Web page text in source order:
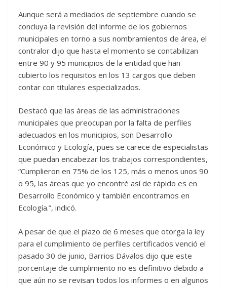
Aunque será a mediados de septiembre cuando se
concluya la revisión del informe de los gobiernos
municipales en torno a sus nombramientos de área, el
contralor dijo que hasta el momento se contabilizan
entre 90 y 95 municipios de la entidad que han
cubierto los requisitos en los 13 cargos que deben
contar con titulares especializados.
Destacó que las áreas de las administraciones
municipales que preocupan por la falta de perfiles
adecuados en los municipios, son Desarrollo
Económico y Ecología, pues se carece de especialistas
que puedan encabezar los trabajos correspondientes,
“Cumplieron en 75% de los 125, más o menos unos 90
o 95, las áreas que yo encontré así de rápido es en
Desarrollo Económico y también encontramos en
Ecología.”, indicó.
A pesar de que el plazo de 6 meses que otorga la ley
para el cumplimiento de perfiles certificados venció el
pasado 30 de junio, Barrios Dávalos dijo que este
porcentaje de cumplimiento no es definitivo debido a
que aún no se revisan todos los informes o en algunos